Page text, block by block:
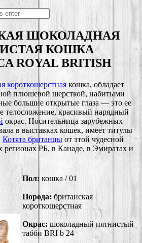
ШОКОЛАДНАЯ
КОШКА
ROYAL BRITISH
короткошерстная кошка, обладает
плюшевой шерсткой, набитыми
большие открытые глаза — это ее
телосложение, красивый нарядный
окрас. Носительница зарубежных
в выставках кошек, имеет титулы
Котята британцы от этой чудесной
РБ, в Канаде, в Эмиратах и
Пол: кошка / 01
Порода:британская
короткошерстная
Окрас: шоколадный пятнистый
табби BRI b 24